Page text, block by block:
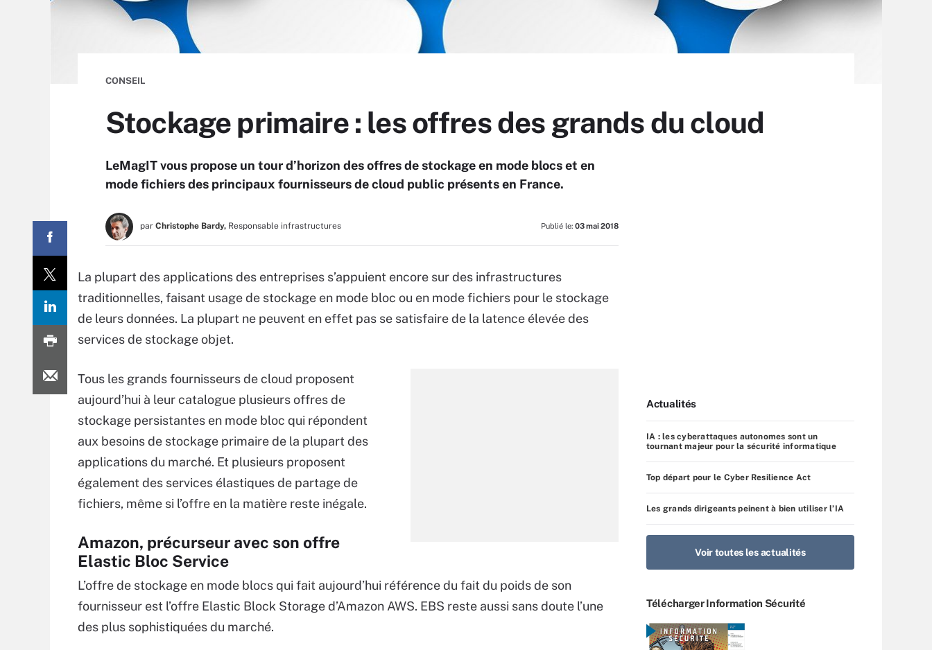
CONSEIL
Stockage primaire : les offres des grands du cloud
LeMagIT vous propose un tour d’horizon des offres de stockage en mode blocs et en
mode fichiers des principaux fournisseurs de cloud public présents en France.
par Christophe Bardy, Responsable infrastructures Publié le: 03 mai 2018
La plupart des applications des entreprises s’appuient encore sur des infrastructures
traditionnelles, faisant usage de stockage en mode bloc ou en mode fichiers pour le stockage
de leurs données. La plupart ne peuvent en effet pas se satisfaire de la latence élevée des
services de stockage objet.
Tous les grands fournisseurs de cloud proposent
aujourd’hui à leur catalogue plusieurs offres de
stockage persistantes en mode bloc qui répondent
aux besoins de stockage primaire de la plupart des
applications du marché. Et plusieurs proposent
également des services élastiques de partage de
fichiers, même si l’offre en la matière reste inégale.
Amazon, précurseur avec son offre
Elastic Bloc Service
L’offre de stockage en mode blocs qui fait aujourd’hui référence du fait du poids de son
fournisseur est l’offre Elastic Block Storage d’Amazon AWS. EBS reste aussi sans doute l’une
des plus sophistiquées du marché.
Actualités
IA : les cyberattaques autonomes sont un
tournant majeur pour la sécurité informatique
Top départ pour le Cyber Resilience Act
Les grands dirigeants peinent à bien utiliser l’IA
Voir toutes les actualités
Télécharger Information Sécurité